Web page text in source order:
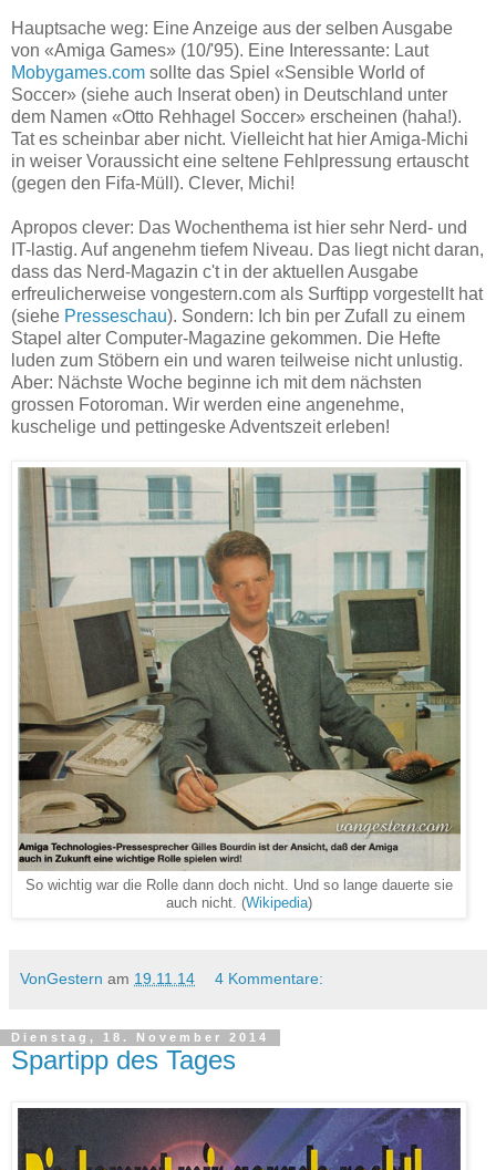
Hauptsache weg: Eine Anzeige aus der selben Ausgabe
von «Amiga Games» (10/'95). Eine Interessante: Laut
Mobygames.com sollte das Spiel «Sensible World of
Soccer» (siehe auch Inserat oben) in Deutschland unter
dem Namen «Otto Rehhagel Soccer» erscheinen (haha!).
Tat es scheinbar aber nicht. Vielleicht hat hier Amiga-Michi
in weiser Voraussicht eine seltene Fehlpressung ertauscht
(gegen den Fifa-Müll). Clever, Michi!
Apropos clever: Das Wochenthema ist hier sehr Nerd- und
IT-lastig. Auf angenehm tiefem Niveau. Das liegt nicht daran,
dass das Nerd-Magazin c't in der aktuellen Ausgabe
erfreulicherweise vongestern.com als Surftipp vorgestellt hat
(siehe Presseschau). Sondern: Ich bin per Zufall zu einem
Stapel alter Computer-Magazine gekommen. Die Hefte
luden zum Stöbern ein und waren teilweise nicht unlustig.
Aber: Nächste Woche beginne ich mit dem nächsten
grossen Fotoroman. Wir werden eine angenehme,
kuschelige und pettingeske Adventszeit erleben!
So wichtig war die Rolle dann doch nicht. Und so lange dauerte sie
auch nicht. (Wikipedia)
VonGestern am 19.11.14 4 Kommentare:
Dienstag, 18. November 2014
Spartipp des Tages